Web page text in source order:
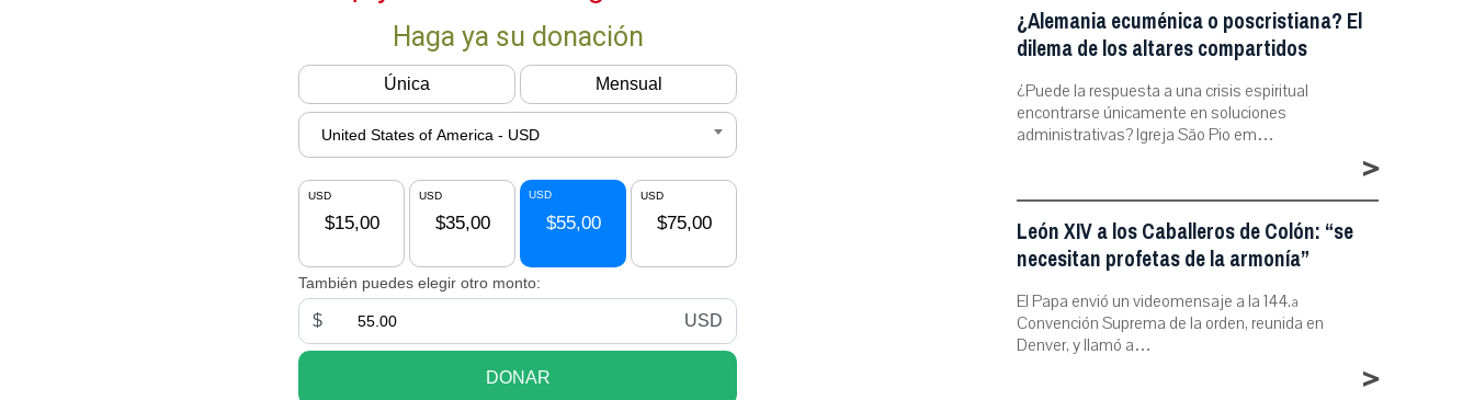
¿Alemania ecuménica o poscristiana? El
dilema de los altares compartidos
¿Puede la respuesta a una crisis espiritual
encontrarse únicamente en soluciones
administrativas? Igreja São Pio em…
>
León XIV a los Caballeros de Colón: “se
necesitan profetas de la armonía”
El Papa envió un videomensaje a la 144.ª
Convención Suprema de la orden, reunida en
Denver, y llamó a…
>